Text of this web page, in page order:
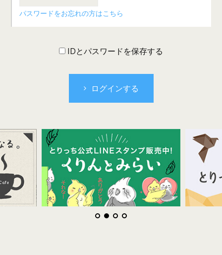
パスワードをお忘れの方はこちら
IDとパスワードを保存する
ログインする